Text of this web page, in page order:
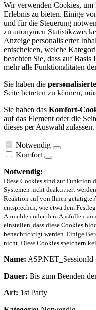
Wir verwenden Cookies, um
Erlebnis zu bieten. Einige
und für die Steuerung
zu anonymen
Anzeige personalisierter
entscheiden, welche
beachten Sie, dass auf
mehr alle Funktionalitäten
Sie haben die
Seite betreten zu können,
Sie haben das Komfort-
auf das Element oder die
dieses per Auswahl zulassen.
Notwendig
Komfort
Notwendig:
Diese Cookies sind zur Funktion
Systemen nicht deaktiviert
Reaktion auf von Ihnen getätigte
entsprechen, wie etwa dem
Anmelden oder dem Ausfüllen
einstellen, dass diese Cookies
benachrichtigt werden. Einige
nicht. Diese Cookies speichern
Name: ASP.NET_SessionId
Dauer: Bis zum Beenden
Art: 1st Party